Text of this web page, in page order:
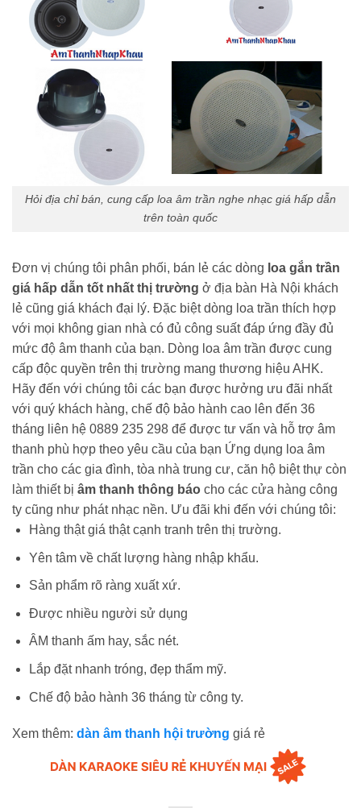
Hỏi địa chỉ bán, cung cấp loa âm trần nghe nhạc giá hấp dẫn
trên toàn quốc
Đơn vị chúng tôi phân phối, bán lẻ các dòng loa gắn trần
giá hấp dẫn tốt nhất thị trường ở địa bàn Hà Nội khách
lẻ cũng giá khách đại lý. Đặc biệt dòng loa trần thích hợp
với mọi không gian nhà có đủ công suất đáp ứng đầy đủ
mức độ âm thanh của bạn. Dòng loa âm trần được cung
cấp độc quyền trên thị trường mang thương hiệu AHK.
Hãy đến với chúng tôi các bạn được hưởng ưu đãi nhất
với quý khách hàng, chế độ bảo hành cao lên đến 36
tháng liên hệ 0889 235 298 để được tư vấn và hỗ trợ âm
thanh phù hợp theo yêu cầu của bạn Ứng dụng loa âm
trần cho các gia đình, tòa nhà trung cư, căn hộ biệt thự còn
làm thiết bị âm thanh thông báo cho các cửa hàng công
ty cũng như phát nhạc nền. Ưu đãi khi đến với chúng tôi:
Hàng thật giá thật cạnh tranh trên thị trường.
Yên tâm về chất lượng hàng nhập khẩu.
Sản phẩm rõ ràng xuất xứ.
Được nhiều người sử dụng
ÂM thanh ấm hay, sắc nét.
Lắp đặt nhanh tróng, đẹp thẩm mỹ.
Chế độ bảo hành 36 tháng từ công ty.
Xem thêm: dàn âm thanh hội trường giá rẻ